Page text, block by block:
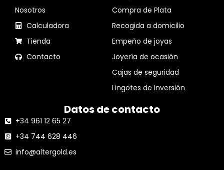
Nosotros
Calculadora
Tienda
Contacto
Compra de Plata
Recogida a domicilio
Empeño de joyas
Joyería de ocasión
Cajas de seguridad
Lingotes de Inversión
Datos de contacto
+34 961 12 65 27
+34 744 628 446
info@altergold.es